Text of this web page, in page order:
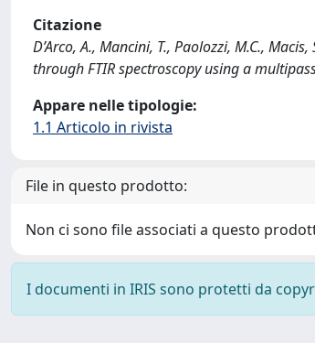
Citazione
D’Arco, A., Mancini, T., Paolozzi, M.C.,
through FTIR spectroscopy using a
Appare nelle tipologie:
1.1 Articolo in rivista
File in questo prodotto:
Non ci sono file associati a questo
I documenti in IRIS sono protetti da